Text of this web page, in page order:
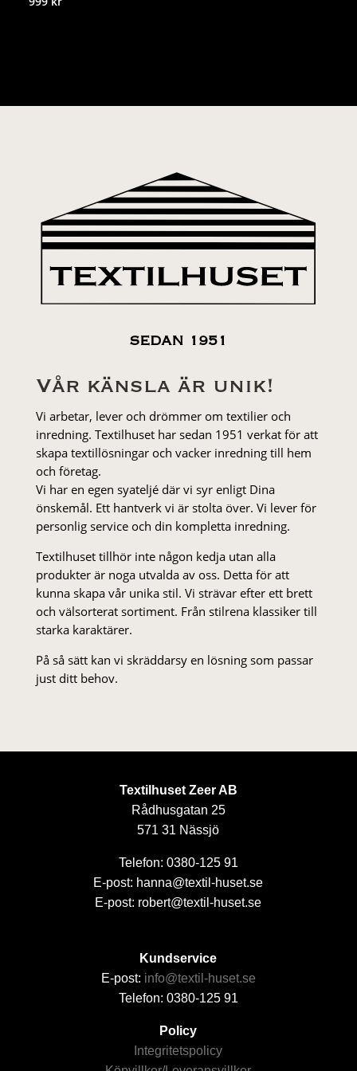
SEDAN 1951
Vår känsla är unik!
Vi arbetar, lever och drömmer om textilier och
inredning. Textilhuset har sedan 1951 verkat för att
skapa textillösningar och vacker inredning till hem
och företag.
Vi har en egen syateljé där vi syr enligt Dina
önskemål. Ett hantverk vi är stolta över. Vi lever för
personlig service och din kompletta inredning.
Textilhuset tillhör inte någon kedja utan alla
produkter är noga utvalda av oss. Detta för att
kunna skapa vår unika stil. Vi strä­var efter ett brett
och välsorterat sor­ti­ment. Från stil­rena klas­siker till
starka karaktärer.
På så sätt kan vi skräddarsy en lösning som passar
just ditt behov.
Textilhuset Zeer AB
Rådhusgatan 25
571 31 Nässjö
Telefon: 0380-125 91
E-post: hanna@textil-huset.se
E-post: robert@textil-huset.se
Kundservice
E-post: info@textil-huset.se
Telefon: 0380-125 91
Policy
Integritetspolicy